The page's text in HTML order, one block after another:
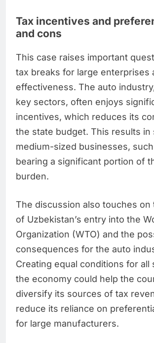
Tax incentives and
and cons
This case raises important
tax breaks for large enterprises
effectiveness. The auto
key sectors, often enjoys
incentives, which reduces its
the state budget. This results in
medium-sized businesses,
bearing a significant portion of
burden.
The discussion also touches on
of Uzbekistan’s entry into the
Organization (WTO) and the
consequences for the auto
Creating equal conditions for all
the economy could help the
diversify its sources of tax
reduce its reliance on
for large manufacturers.